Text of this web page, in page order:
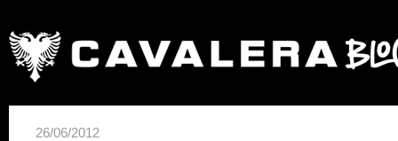
26/06/2012